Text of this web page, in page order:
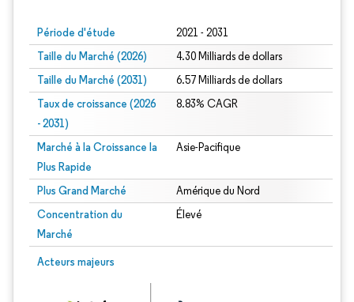
Période d'étude 2021 - 2031
Taille du Marché (2026) 4.30 Milliards de dollars
Taille du Marché (2031) 6.57 Milliards de dollars
Taux de croissance (2026
- 2031)
8.83% CAGR
Marché à la Croissance la
Plus Rapide
Asie-Pacifique
Plus Grand Marché Amérique du Nord
Concentration du
Marché
Élevé
Acteurs majeurs
Image © Mordor Intelligence. La réutilisation nécessite une attribution sous CC